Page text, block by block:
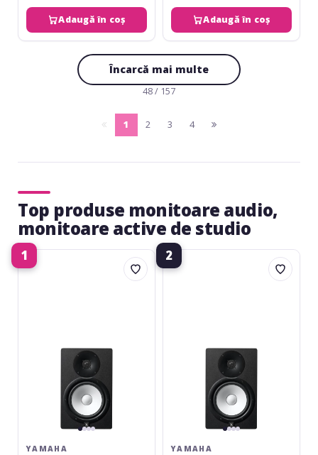
Adaugă în coș Adaugă în coș
Încarcă mai multe
48 / 157
pagina
1
(current)
2 3 4
Top produse monitoare audio,
monitoare active de studio
1
Yamaha
HS8
YAMAHA
2
Yamaha
HS7
YAMAHA